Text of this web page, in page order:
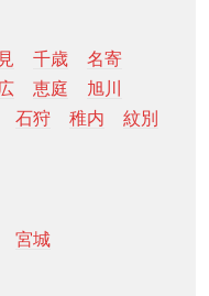
千歳
名寄
恵庭
旭川
石狩 稚内
紋別
宮城